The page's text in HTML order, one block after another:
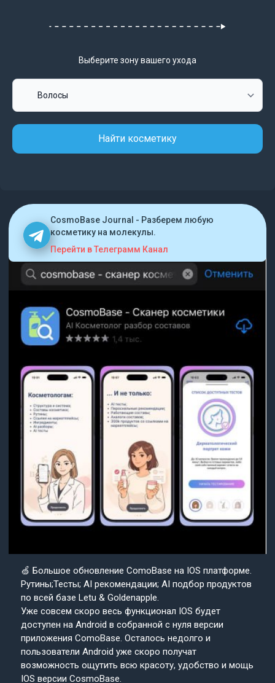
Выберите зону вашего ухода
Найти косметику
CosmoBase Journal - Разберем любую
косметику на молекулы.
Перейти в Телеграмм Канал
🍏 Большое обновление ComoBase на IOS платформе.
Рутины;Тесты; AI рекомендации; AI подбор продуктов
по всей базе Letu & Goldenapple.
Уже совсем скоро весь функционал IOS будет
доступен на Android в собранной с нуля версии
приложения ComoBase. Осталось недолго и
пользователи Android уже скоро получат
возможность ощутить всю красоту, удобство и мощь
IOS версии CosmoBase.